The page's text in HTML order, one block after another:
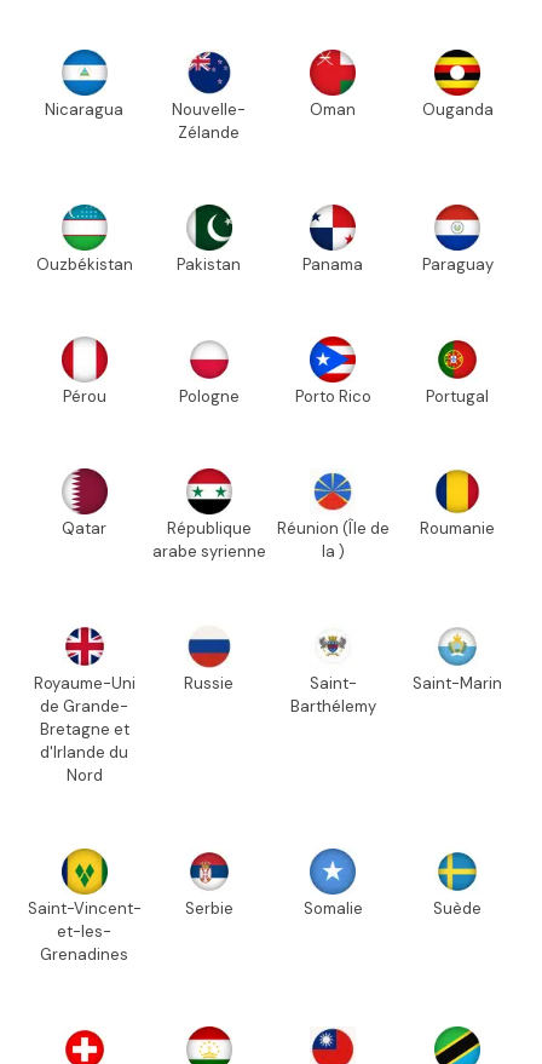
Nicaragua
Nouvelle-
Zélande
Oman Ouganda
Ouzbékistan Pakistan Panama Paraguay
Pérou Pologne Porto Rico Portugal
Qatar
République
arabe syrienne
Réunion (Île de
la )
Roumanie
Royaume-Uni
de Grande-
Bretagne et
d'Irlande du
Nord
Russie
Saint-
Barthélemy
Saint-Marin
Saint-Vincent-
et-les-
Grenadines
Serbie Somalie Suède